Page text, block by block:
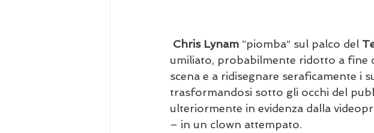
Chris Lynam “piomba” sul palco del
umiliato, probabilmente ridotto a fine
scena e a ridisegnare seraficamente i
trasformandosi sotto gli occhi del
ulteriormente in evidenza dalla
– in un clown attempato.